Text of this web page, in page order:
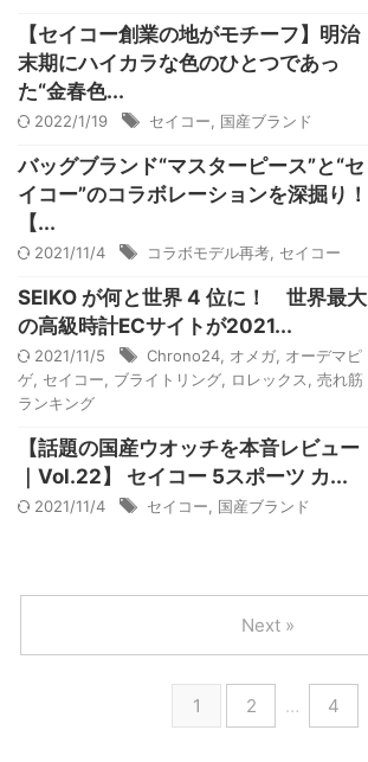
【セイコー創業の地がモチーフ】明治
末期にハイカラな色のひとつであっ
た“金春色...
2022/1/19 セイコー 国産ブランド
バッグブランド“マスターピース”と“セ
イコー”のコラボレーションを深掘り！
【...
2021/11/4 コラボモデル再考 セイコー
SEIKO が何と世界 4 位に！ 世界最大
の高級時計ECサイトが2021...
2021/11/5 Chrono24 オメガ オーデマピ
ゲ セイコー ブライトリング ロレックス
売れ筋
ランキング
【話題の国産ウオッチを本音レビュー
｜Vol.22】 セイコー 5スポーツ カ...
2021/11/4 セイコー 国産ブランド
1 2 … 4
Next »